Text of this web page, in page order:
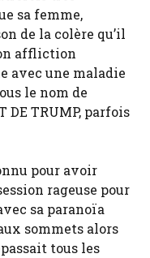
sa femme,
de la colère qu’il
affliction
avec une maladie
le nom de
DE TRUMP, parfois
pour avoir
rageuse pour
sa paranoïa
sommets alors
tous les